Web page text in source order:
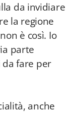
da invidiare
la regione
è così. Io
parte
fare per
anche